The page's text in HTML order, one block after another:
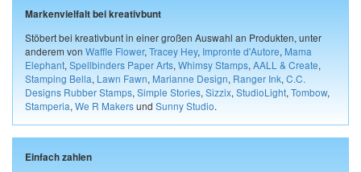
Markenvielfalt bei kreativbunt
Stöbert bei kreativbunt in einer großen Auswahl an Produkten, unter
anderem von Waffle Flower, Tracey Hey, Impronte d'Autore, Mama
Elephant, Spellbinders Paper Arts, Whimsy Stamps, AALL & Create,
Stamping Bella, Lawn Fawn, Marianne Design, Ranger Ink, C.C.
Designs Rubber Stamps, Simple Stories, Sizzix, StudioLight, Tombow,
Stamperia, We R Makersund Sunny Studio.
Einfach zahlen